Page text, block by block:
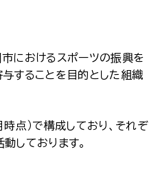
におけるスポーツの振興を
することを目的とした組織
点）で構成しており、それぞ
しております。